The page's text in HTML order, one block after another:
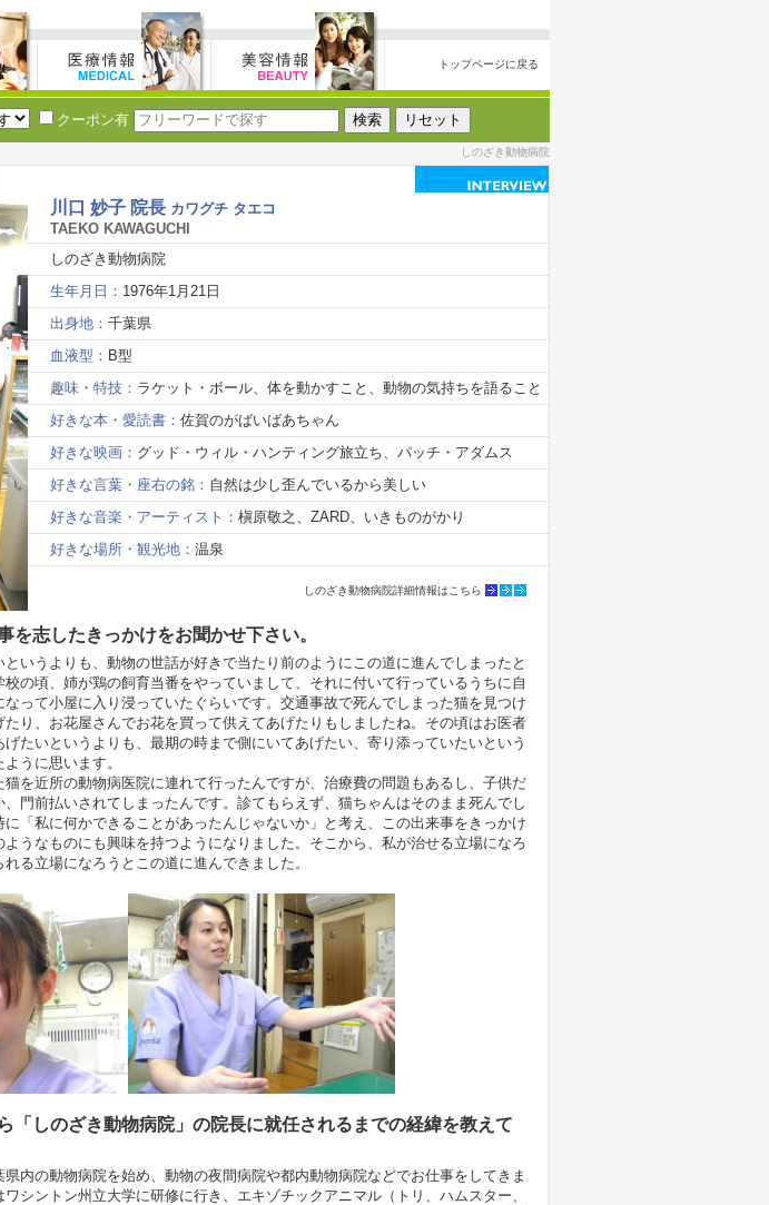
トップページに戻る
クーポン有
しのざき動物病院
川口 妙子 院長 カワグチ タエコ
TAEKO KAWAGUCHI
しのざき動物病院
生年月日： 1976年1月21日
出身地： 千葉県
血液型： B型
趣味・特技： ラケット・ボール、体を動かすこと、動物の気持ちを語ること
好きな本・愛読書： 佐賀のがばいばあちゃん
好きな映画： グッド・ウィル・ハンティング旅立ち、パッチ・アダムス
好きな言葉・座右の銘： 自然は少し歪んでいるから美しい
好きな音楽・アーティスト： 槇原敬之、ZARD、いきものがかり
好きな場所・観光地： 温泉
しのざき動物病院詳細情報はこちら
を志したきっかけをお聞かせ下さい。
いうよりも、動物の世話が好きで当たり前のようにこの道に進んでしまったと
校の頃、姉が鶏の飼育当番をやっていまして、それに付いて行っているうちに自
って小屋に入り浸っていたぐらいです。交通事故で死んでしまった猫を見つけ
り、お花屋さんでお花を買って供えてあげたりもしましたね。その頃はお医者
たいというよりも、最期の時まで側にいてあげたい、寄り添っていたいという
うに思います。
を近所の動物病医院に連れて行ったんですが、治療費の問題もあるし、子供だ
、門前払いされてしまったんです。診てもらえず、猫ちゃんはそのまま死んでし
に「私に何かできることがあったんじゃないか」と考え、この出来事をきっかけ
ようなものにも興味を持つようになりました。そこから、私が治せる立場になろ
る立場になろうとこの道に進んできました。
「しのざき動物病院」の院長に就任されるまでの経緯を教えて
内の動物病院を始め、動物の夜間病院や都内動物病院などでお仕事をしてきま
シントン州立大学に研修に行き、エキゾチックアニマル（トリ、ハムスター、